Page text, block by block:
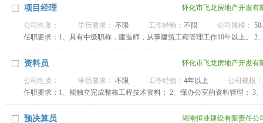
项目经理 怀化市飞龙房地产开发有
公司性质： 学历要求： 不限 工作经验： 不限 公司规模：
任职要求：1、具有中级职称，建造师，从事建筑工程管理工作10年以上。 2
资料员 怀化市飞龙房地产开发有
公司性质： 学历要求： 不限 工作经验： 4年以上
公司规模：
任职要求：1、能独立完成整栋工程技术资料； 2、懂办公室的资料管理； 3
预决算员 湖南恒业建设有限责任公